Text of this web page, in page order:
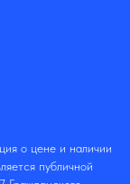
о цене и наличии
публичной